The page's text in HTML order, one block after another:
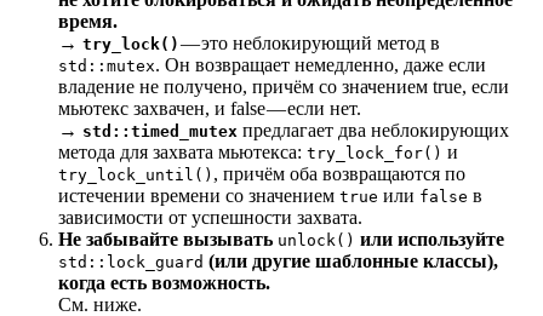
время.
→ try_lock() — это неблокирующий метод в
std::mutex. Он возвращает немедленно, даже если
владение не получено, причём со значением true, если
мьютекс захвачен, и false — если нет.
→ std::timed_mutex предлагает два неблокирующих
метода для захвата мьютекса: try_lock_for() и
try_lock_until() , причём оба возвращаются по
истечении времени со значением true или false в
зависимости от успешности захвата.
Не забывайте вызывать unlock() или используйте
std::lock_guard (или другие шаблонные классы),
когда есть возможность.
См. ниже.